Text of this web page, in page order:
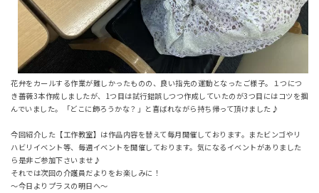
花弁をカールする作業が難しかったものの、良い指先の運動となったご様子。１つにつ
き薔薇3本作成しましたが、1つ目は試行錯誤しつつ作成していたのが3つ目にはコツを掴
んでいました。「どこに飾ろうかな？」と喜ばれながら持ち帰って頂けました♪
今回紹介した【工作教室】は作品内容を替えて毎月開催しております。またビンゴやリ
ハビリイベント等、毎週イベントを開催しております。気になるイベントがありました
ら是非ご参加下さいませ♪
それでは次回の介護員だよりをお楽しみに！
～今日よりプラスの明日へ～